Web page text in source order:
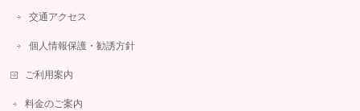
交通アクセス
個人情報保護・勧誘方針
ご利用案内
料金のご案内